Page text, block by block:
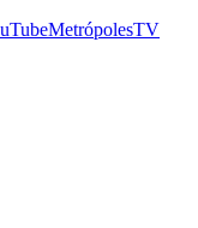
MetrópolesTV